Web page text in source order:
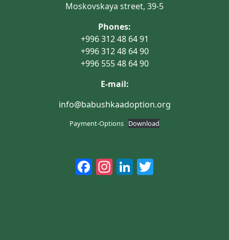
Moskovskaya street, 39-5
Phones:
+996 312 48 64 91
+996 312 48 64 90
+996 555 48 64 90
E-mail:
info@babushkaadoption.org
Payment-Options Download
Facebook
Instagram
LinkedIn